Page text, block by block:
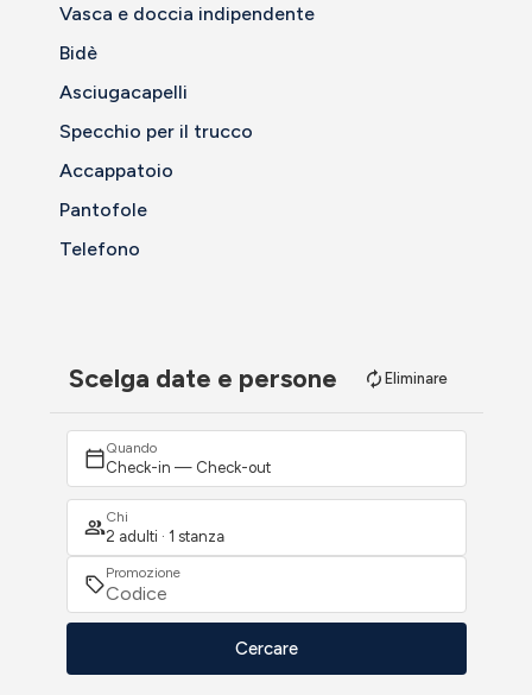
Vasca e doccia indipendente
Bidè
Asciugacapelli
Specchio per il trucco
Accappatoio
Pantofole
Telefono
Scelga date e persone Eliminare
Quando
Check-in — Check-out
Chi
2 adulti · 1 stanza
Promozione
Cercare